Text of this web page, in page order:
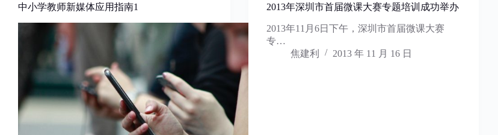
中小学教师新媒体应用指南1 2013年深圳市首届微课大赛专题培训成功举办
2013年11月6日下午，深圳市首届微课大赛
专…
焦建利
2013 年 11 月 16 日